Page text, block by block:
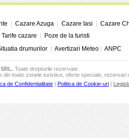
Cazare Azuga Cazare Iasi
Cazare
Tarife cazare
Poze de la turisti
drumurilor Avertizari Meteo ANPC
Toate drepturile rezervate.
din toate zonele turistice, oferte speciale, rezervari
de Confidentialitate | Politica de Cookie-uri |